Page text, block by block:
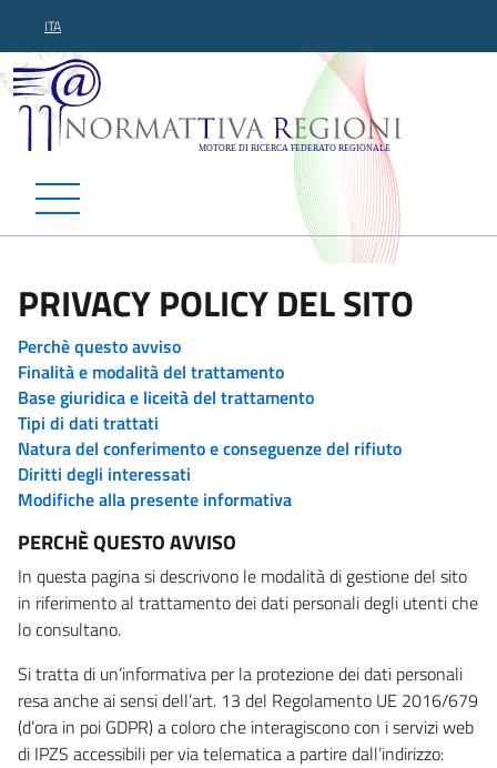
ITA
Normattiva Regioni -
PRIVACY POLICY DEL SITO
Perchè questo avviso
Finalità e modalità del trattamento
Base giuridica e liceità del trattamento
Tipi di dati trattati
Natura del conferimento e conseguenze del rifiuto
Diritti degli interessati
Modifiche alla presente informativa
PERCHÈ QUESTO AVVISO
In questa pagina si descrivono le modalità di gestione del sito
in riferimento al trattamento dei dati personali degli utenti che
lo consultano.
Si tratta di un’informativa per la protezione dei dati personali
resa anche ai sensi dell’art. 13 del Regolamento UE 2016/679
(d’ora in poi GDPR) a coloro che interagiscono con i servizi web
di IPZS accessibili per via telematica a partire dall’indirizzo: